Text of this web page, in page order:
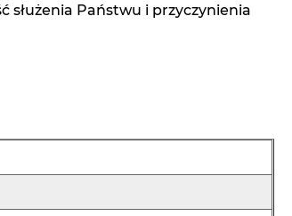
służenia Państwu i przyczynienia